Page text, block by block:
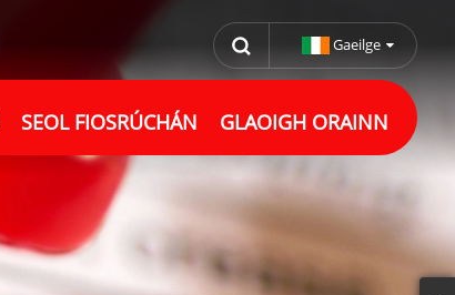
Gaeilge
SEOL FIOSRÚCHÁN GLAOIGH ORAINN